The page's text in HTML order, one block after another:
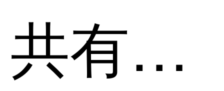
公关和
共有分类：SEO搜索引擎优化